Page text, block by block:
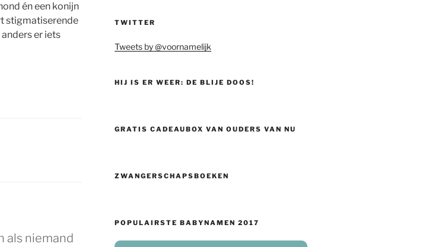
én een konijn
stigmatiserende
er iets
als niemand
TWITTER
Tweets by @voornamelijk
HIJ IS ER WEER: DE BLIJE DOOS!
GRATIS CADEAUBOX VAN OUDERS VAN NU
ZWANGERSCHAPSBOEKEN
POPULAIRSTE BABYNAMEN 2017